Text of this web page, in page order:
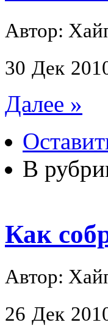
Автор:
30 Дек
Далее »
В
Как
Автор:
26 Дек